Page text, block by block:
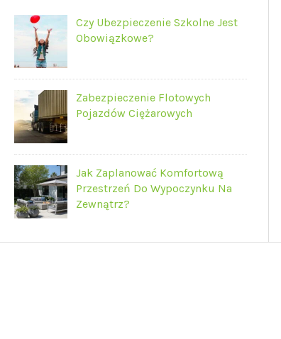
Czy Ubezpieczenie Szkolne Jest
Obowiązkowe?
Zabezpieczenie Flotowych
Pojazdów Ciężarowych
Jak Zaplanować Komfortową
Przestrzeń Do Wypoczynku Na
Zewnątrz?